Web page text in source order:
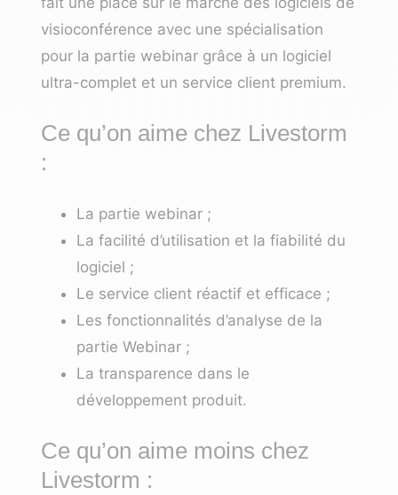
visioconférence avec une spécialisation
pour la partie webinar grâce à un logiciel
ultra-complet et un service client premium.
Ce qu’on aime chez Livestorm
:
La partie webinar ;
La facilité d’utilisation et la fiabilité du
logiciel ;
Le service client réactif et efficace ;
Les fonctionnalités d’analyse de la
partie Webinar ;
La transparence dans le
développement produit.
Ce qu’on aime moins chez
Livestorm :